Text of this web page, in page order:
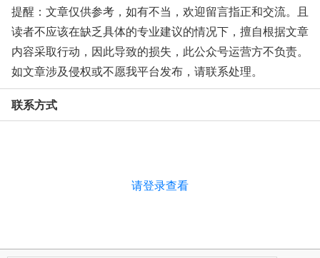
提醒：文章仅供参考，如有不当，欢迎留言指正和交流。且
读者不应该在缺乏具体的专业建议的情况下，擅自根据文章
内容采取行动，因此导致的损失，此公众号运营方不负责。
如文章涉及侵权或不愿我平台发布 ，请联系处理。
联系方式
请登录查看